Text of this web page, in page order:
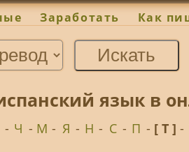
Заработать Как
язык в
- Ч - М - Я - Н - С - П - [ Т ] -